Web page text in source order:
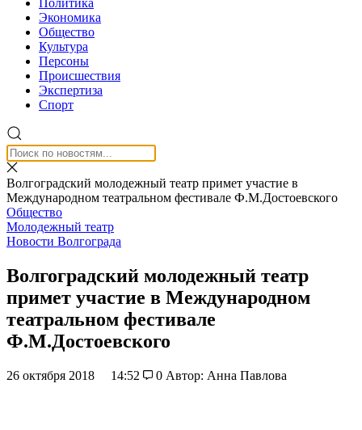
Политика
Экономика
Общество
Культура
Персоны
Происшествия
Экспертиза
Спорт
Волгоградский молодежный театр примет участие в
Международном театральном фестивале Ф.М.Достоевского
Общество
Молодежный театр
Новости Волгограда
Волгоградский молодежный театр
примет участие в Международном
театральном фестивале
Ф.М.Достоевского
26 октября 2018 14:52 0 Автор: Анна Павлова